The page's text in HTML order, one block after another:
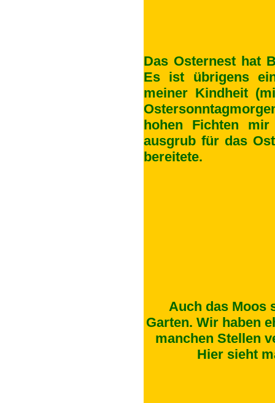
Das Osternest hat
Es ist übrigens
meiner Kindheit
hohen Fichten mir
ausgrub für das
bereitete.
Auch das Moos
Garten. Wir haben
manchen Stellen
Hier sieht